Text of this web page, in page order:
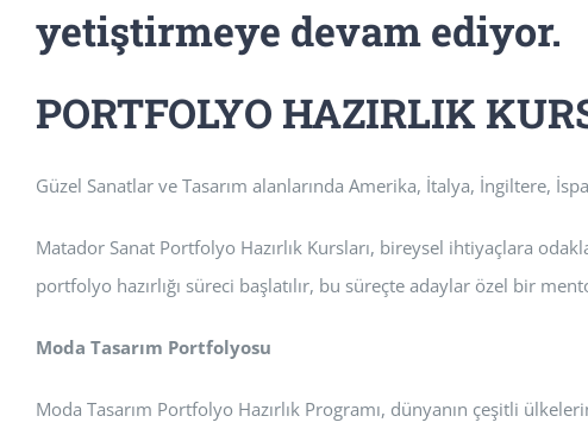
yetiştirmeye devam ediyor.
PORTFOLYO HAZIRLIK
Güzel Sanatlar ve Tasarım alanlarında Amerika, İtalya, İngiltere,
Matador Sanat Portfolyo Hazırlık Kursları, bireysel ihtiyaçlara
portfolyo hazırlığı süreci başlatılır, bu süreçte adaylar özel bir
Moda Tasarım Portfolyosu
Moda Tasarım Portfolyo Hazırlık Programı, dünyanın çeşitli